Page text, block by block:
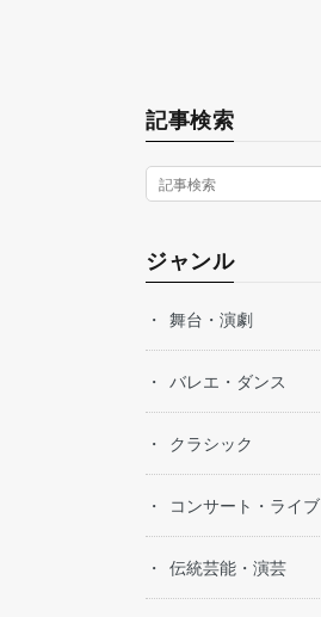
記事検索
ジャンル
舞台・演劇
バレエ・ダンス
クラシック
コンサート・ライブ
伝統芸能・演芸